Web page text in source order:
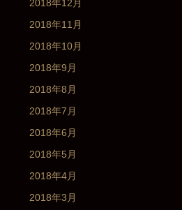
2018年12月
2018年11月
2018年10月
2018年9月
2018年8月
2018年7月
2018年6月
2018年5月
2018年4月
2018年3月